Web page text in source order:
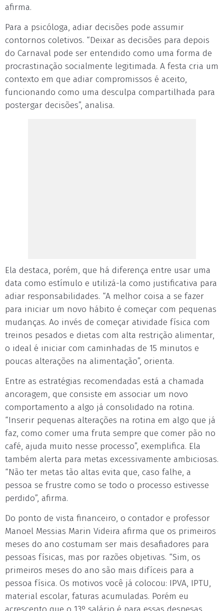
afirma.
Para a psicóloga, adiar decisões pode assumir
contornos coletivos. “Deixar as decisões para depois
do Carnaval pode ser entendido como uma forma de
procrastinação socialmente legitimada. A festa cria um
contexto em que adiar compromissos é aceito,
funcionando como uma desculpa compartilhada para
postergar decisões”, analisa.
Ela destaca, porém, que há diferença entre usar uma
data como estímulo e utilizá-la como justificativa para
adiar responsabilidades. “A melhor coisa a se fazer
para iniciar um novo hábito é começar com pequenas
mudanças. Ao invés de começar atividade física com
treinos pesados e dietas com alta restrição alimentar,
o ideal é iniciar com caminhadas de 15 minutos e
poucas alterações na alimentação”, orienta.
Entre as estratégias recomendadas está a chamada
ancoragem, que consiste em associar um novo
comportamento a algo já consolidado na rotina.
“Inserir pequenas alterações na rotina em algo que já
faz, como comer uma fruta sempre que comer pão no
café, ajuda muito nesse processo”, exemplifica. Ela
também alerta para metas excessivamente ambiciosas.
“Não ter metas tão altas evita que, caso falhe, a
pessoa se frustre como se todo o processo estivesse
perdido”, afirma.
Do ponto de vista financeiro, o contador e professor
Manoel Messias Marin Videira afirma que os primeiros
meses do ano costumam ser mais desafiadores para
pessoas físicas, mas por razões objetivas. “Sim, os
primeiros meses do ano são mais difíceis para a
pessoa física. Os motivos você já colocou: IPVA, IPTU,
material escolar, faturas acumuladas. Porém eu